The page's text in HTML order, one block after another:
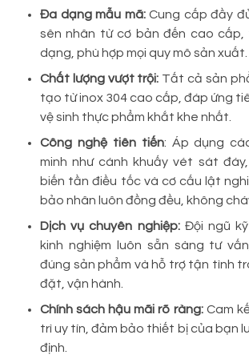
Đa dạng mẫu mã: Cung cấp đầy
sên nhân từ cơ bản đến cao cấp,
dạng, phù hợp mọi quy mô sản xuất.
Chất lượng vượt trội: Tất cả sản
tạo từ inox 304 cao cấp, đáp ứng
vệ sinh thực phẩm khắt khe nhất.
Công nghệ tiên tiến: Áp dụng
minh như cánh khuấy vét sát
biến tần điều tốc và cơ cấu lật
bảo nhân luôn đồng đều, không
Dịch vụ chuyên nghiệp: Đội ngũ
kinh nghiệm luôn sẵn sàng tư
đúng sản phẩm và hỗ trợ tận tình
đặt, vận hành.
Chính sách hậu mãi rõ ràng: Cam
trì uy tín, đảm bảo thiết bị của bạn
định.